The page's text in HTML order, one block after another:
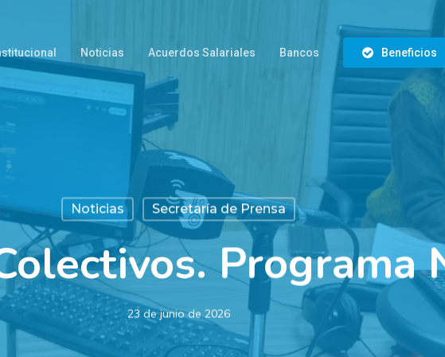
Noticias Acuerdos Salariales Bancos Beneficios
Noticias Secretaría de Prensa
Programa
23 de junio de 2026